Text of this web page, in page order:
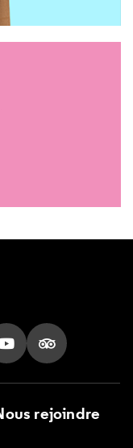
X
nous sur LinkedIn
Suivez nous sur
Suivez nous
rejoindre